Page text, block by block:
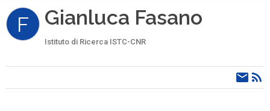
F Gianluca Fasano
Istituto di Ricerca ISTC-CNR